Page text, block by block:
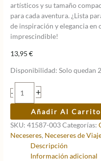
artísticos y su tamaño
para cada aventura. ¿Lista
de inspiración y elegancia en
imprescindible!
13,95€
Disponibilidad: Solo quedan
-
Neceser
de
pequeño
Anekke
Studio
cantidad
+
Añadir Al Carrito
SKU:41587-003Categorías:
Neceseres, Neceseres de
Descripción
Información adicional